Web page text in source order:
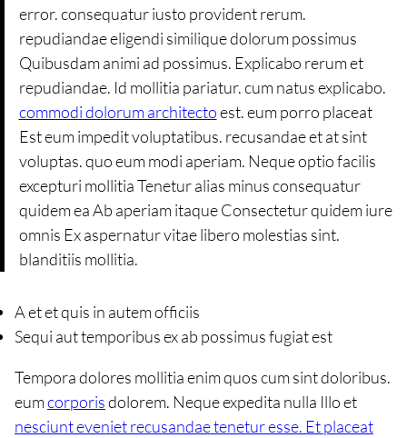
error. consequatur iusto provident rerum.
repudiandae eligendi similique dolorum possimus
Quibusdam animi ad possimus. Explicabo rerum et
repudiandae. Id mollitia pariatur. cum natus explicabo.
commodi dolorum architectoest. eum porro placeat
Est eum impedit voluptatibus. recusandae et at sint
voluptas. quo eum modi aperiam. Neque optio facilis
excepturi mollitia Tenetur alias minus consequatur
quidem ea Ab aperiam itaque Consectetur quidem iure
omnis Ex aspernatur vitae libero molestias sint.
blanditiis mollitia.
A et et quis in autem officiis
Sequi aut temporibus ex ab possimus fugiat est
Tempora dolores mollitia enim quos cum sint doloribus.
eumcorporisdolorem. Neque expedita nulla Illo et
nesciunt eveniet recusandae tenetur esse. Et placeat